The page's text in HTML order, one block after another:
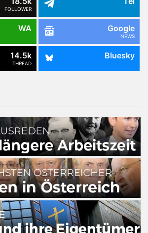
FOLLOWER
WA Google
NEWS
14.5k
THREAD
Bluesky